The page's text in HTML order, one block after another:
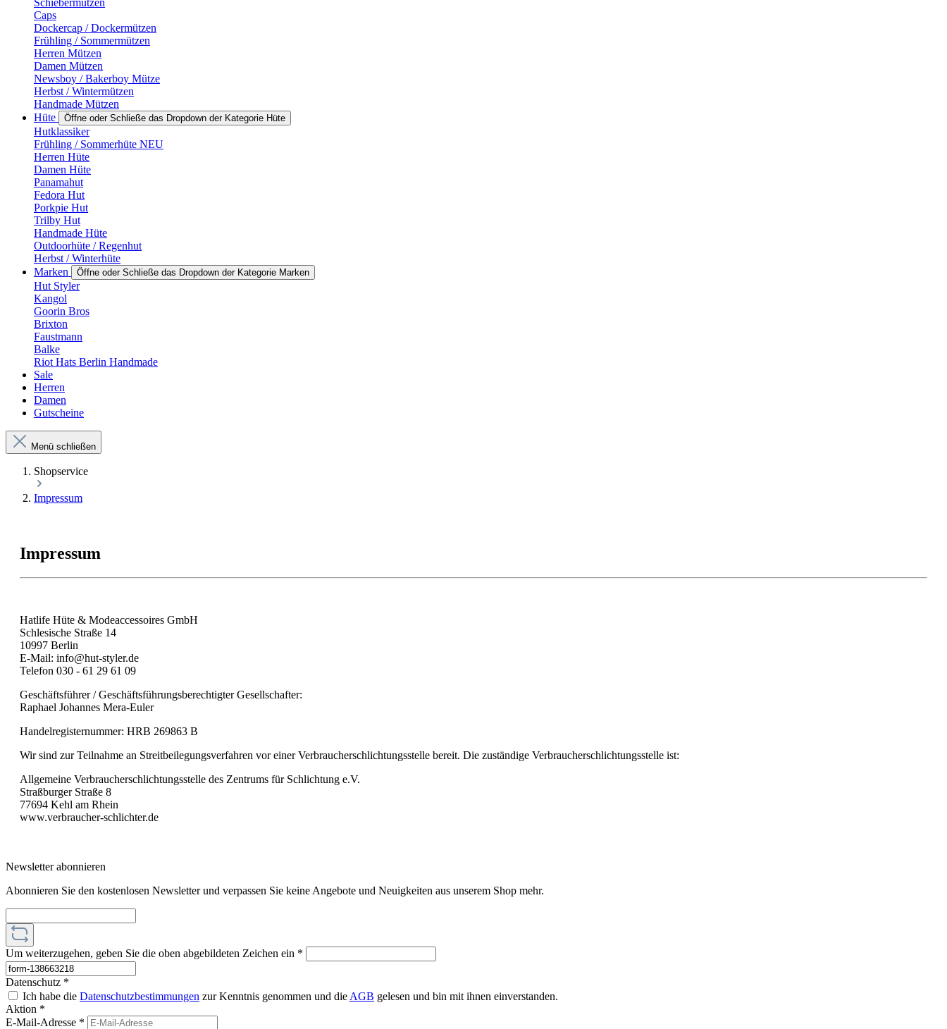
Schiebermützen
Caps
Dockercap / Dockermützen
Frühling / Sommermützen
Herren Mützen
Damen Mützen
Newsboy / Bakerboy Mütze
Herbst / Wintermützen
Handmade Mützen
Hüte
Öffne oder Schließe das Dropdown der Kategorie Hüte
Hutklassiker
Frühling / Sommerhüte NEU
Herren Hüte
Damen Hüte
Panamahut
Fedora Hut
Porkpie Hut
Trilby Hut
Handmade Hüte
Outdoorhüte / Regenhut
Herbst / Winterhüte
Marken
Öffne oder Schließe das Dropdown der Kategorie Marken
Hut Styler
Kangol
Goorin Bros
Brixton
Faustmann
Balke
Riot Hats Berlin Handmade
Sale
Herren
Damen
Gutscheine
Menü schließen
Shopservice
Impressum
Impressum
Hatlife Hüte & Modeaccessoires GmbH
Schlesische Straße 14
10997 Berlin
E-Mail: info@hut-styler.de
Telefon 030 - 61 29 61 09
Geschäftsführer / Geschäftsführungsberechtigter Gesellschafter:
Raphael Johannes Mera-Euler
Handelregisternummer: HRB 269863 B
Wir sind zur Teilnahme an Streitbeilegungsverfahren vor einer Verbraucherschlichtungsstelle bereit. Die zuständige Verbraucherschlichtungsstelle ist:
Allgemeine Verbraucherschlichtungsstelle des Zentrums für Schlichtung e.V.
Straßburger Straße 8
77694 Kehl am Rhein
www.verbraucher-schlichter.de
Newsletter abonnieren
Abonnieren Sie den kostenlosen Newsletter und verpassen Sie keine Angebote und Neuigkeiten aus unserem Shop mehr.
Um weiterzugehen, geben Sie die oben abgebildeten Zeichen ein *
Datenschutz *
Ich habe die Datenschutzbestimmungen zur Kenntnis genommen und die AGB gelesen und bin mit ihnen einverstanden.
Aktion *
E-Mail-Adresse *